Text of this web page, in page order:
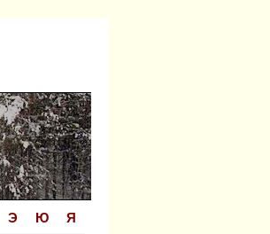
Э Ю Я